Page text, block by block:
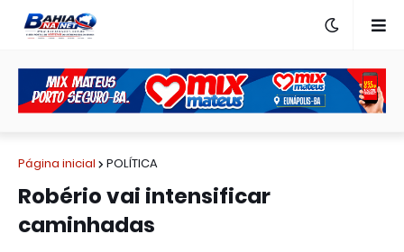
Página inicial POLÍTICA
Robério vai intensificar
caminhadas